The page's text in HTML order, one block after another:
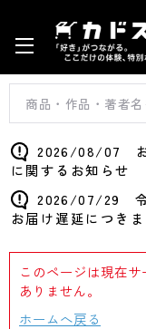
2026/08/07 お
に関するお知らせ
2026/07/29 令
お届け遅延につき
このページは現在
ありません。
ホームへ戻る